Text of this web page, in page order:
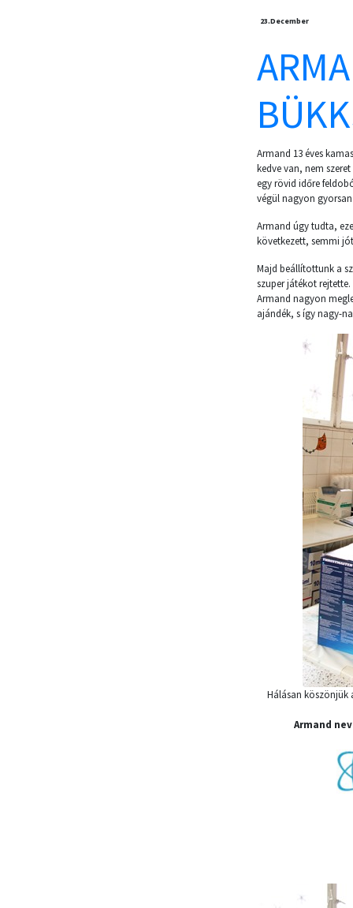
23.December
Armand 13 éves
kedve van, nem
egy rövid időre
végül nagyon
Armand úgy tudta,
következett, semmi
Majd beállítottunk a
szuper játékot rejtette.
Armand nagyon
ajándék, s így nagy-
Hálásan köszönjük
Armand